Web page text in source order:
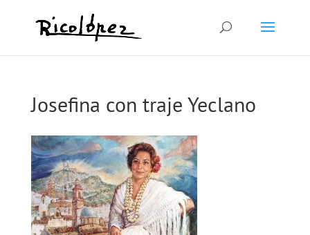
Josefina con traje Yeclano